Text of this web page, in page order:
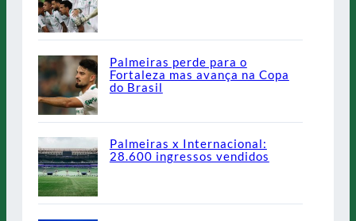
Palmeiras perde para o
Fortaleza mas avança na Copa
do Brasil
Palmeiras x Internacional:
28.600 ingressos vendidos